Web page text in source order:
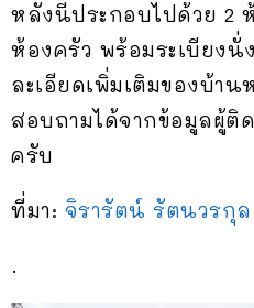
หลังนี้ประกอบไปด้วย 2
ห้องครัว พร้อมระเบียง
ละเอียดเพิ่มเติมของบ้า
สอบถามได้จากข้อมูลผู้ติ
ครับ
ที่มา: จิรารัตน์ รัตนวรกุล
.